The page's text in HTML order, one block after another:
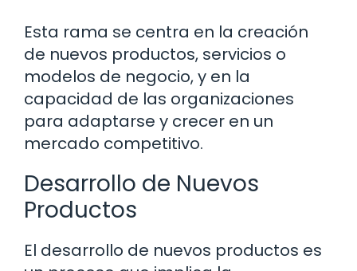
Esta rama se centra en la creación
de nuevos productos, servicios o
modelos de negocio, y en la
capacidad de las organizaciones
para adaptarse y crecer en un
mercado competitivo.
Desarrollo de Nuevos
Productos
El desarrollo de nuevos productos es